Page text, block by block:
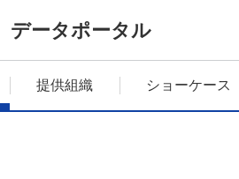
データポータル
提供組織 ショーケース